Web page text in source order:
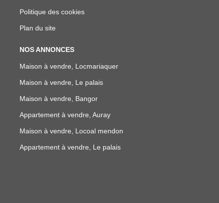
Politique des cookies
Plan du site
NOS ANNONCES
Maison à vendre, Locmariaquer
Maison à vendre, Le palais
Maison à vendre, Bangor
Appartement à vendre, Auray
Maison à vendre, Locoal mendon
Appartement à vendre, Le palais